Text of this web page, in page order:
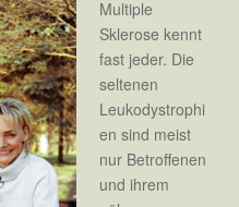
Multiple
Sklerose kennt
fast jeder. Die
seltenen
Leukodystrophi
en sind meist
nur Betroffenen
und ihrem